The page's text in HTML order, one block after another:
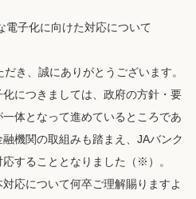
電子化に向けた対応について
き、誠にありがとうございます。
につきましては、政府の方針・要
体となって進めているところであ
機関の取組みも踏まえ、JAバンク
することとなりました（※）。
応について何卒ご理解賜りますよ